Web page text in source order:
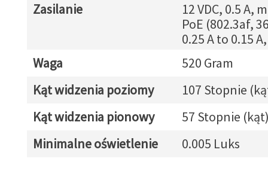
Zasilanie
12 VDC, 0.5 A,
PoE (802.3af,
0.25 A to 0.15
Waga
520 Gram
Kąt widzenia poziomy
107 Stopnie
Kąt widzenia pionowy
57 Stopnie
Minimalne oświetlenie
0.005 Luks